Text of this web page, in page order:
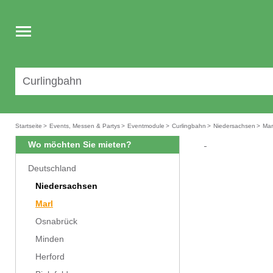
Toggle
navigation
Startseite > Events, Messen & Partys> Eventmodule > Curlingbahn > Niedersachsen >
Wo möchten Sie mieten?
Deutschland
Niedersachsen
Marl
Osnabrück
Minden
Herford